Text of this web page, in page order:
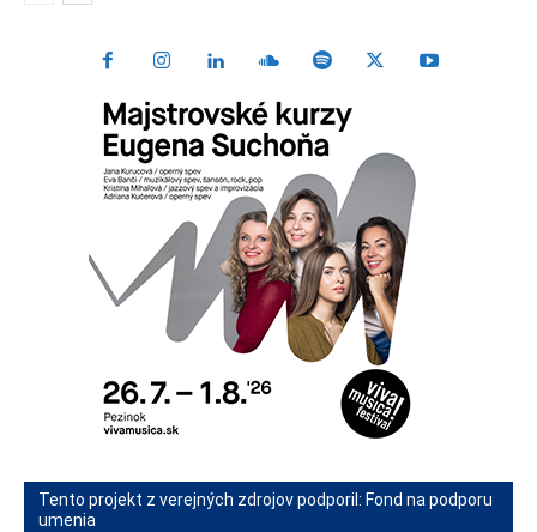
Tento projekt z verejných zdrojov podporil: Fond na podporu
umenia